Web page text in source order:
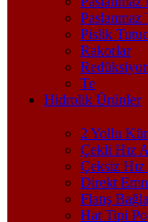
Paslanmaz
Pislik
Rakorlar
Redüksiyon
Te
Hidrolik Ürünler
2 Yollu
Çekli Hız
Çeksiz
Direkt
Flanş
Hat Tipi